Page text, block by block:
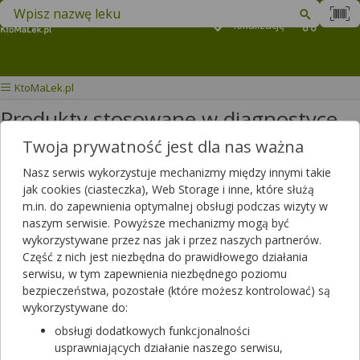
lokalizację
Znajdź lek w swojej okolicy
KtoMaLek.pl
Produkty stosowane w diagnostyce
obrazowej
Wybierz grupę produktów
W tej kategorii znajdziesz produkty stosowane w diagnostyce
obrazowej w tym środki kontrastowe, radioarmaceutyki itp.
Filtrowanie
Filtrowanie
Wyniki wyszukiwania(7)
Twoja prywatność jest dla nas ważna
Nasz serwis wykorzystuje mechanizmy między innymi takie
jak cookies (ciasteczka), Web Storage i inne, które służą
m.in. do zapewnienia optymalnej obsługi podczas wizyty w
naszym serwisie. Powyższe mechanizmy mogą być
wykorzystywane przez nas jak i przez naszych partnerów.
Część z nich jest niezbędna do prawidłowego działania
serwisu, w tym zapewnienia niezbędnego poziomu
bezpieczeństwa, pozostałe (które możesz kontrolować) są
wykorzystywane do:
obsługi dodatkowych funkcjonalności
usprawniających działanie naszego serwisu,